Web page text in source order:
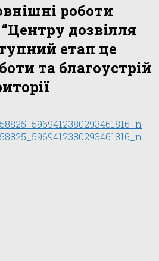
роботи
дозвілля
етап це
та благоустрій